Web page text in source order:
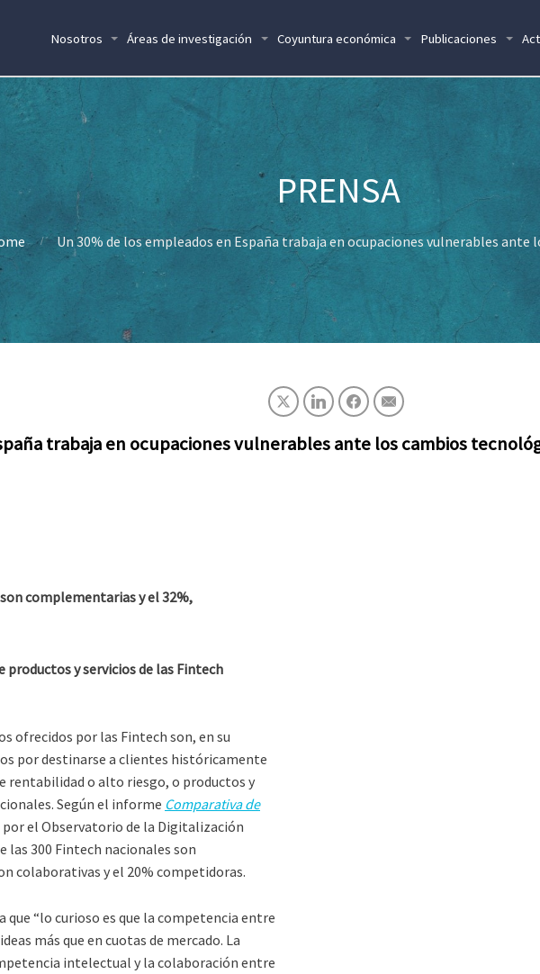
Nosotros Áreas de investigación Coyuntura económica Publicaciones
Un 30% de los empleados en España trabaja en ocupaciones vulnerables
trabaja en ocupaciones vulnerables ante los cambios
complementarias y el 32%,
productos y servicios de las Fintech
ofrecidos por las Fintech son, en su
por destinarse a clientes históricamente
rentabilidad o alto riesgo, o productos y
Según el informe Comparativa de
el Observatorio de la Digitalización
las 300 Fintech nacionales son
colaborativas y el 20% competidoras.
que “lo curioso es que la competencia entre
más que en cuotas de mercado. La
intelectual y la colaboración entre